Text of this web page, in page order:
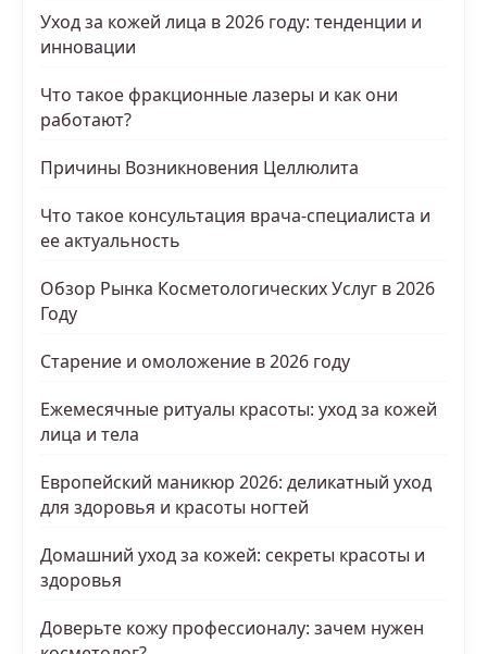
Уход за кожей лица в 2026 году: тенденции и
инновации
Что такое фракционные лазеры и как они
работают?
Причины Возникновения Целлюлита
Что такое консультация врача-специалиста и
ее актуальность
Обзор Рынка Косметологических Услуг в 2026
Году
Старение и омоложение в 2026 году
Ежемесячные ритуалы красоты: уход за кожей
лица и тела
Европейский маникюр 2026: деликатный уход
для здоровья и красоты ногтей
Домашний уход за кожей: секреты красоты и
здоровья
Доверьте кожу профессионалу: зачем нужен